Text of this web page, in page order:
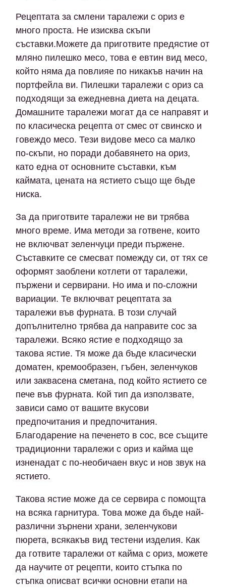
Рецептата за смлени таралежи с ориз е
много проста. Не изисква скъпи
съставки.Можете да приготвите предястие от
мляно пилешко месо, това е евтин вид месо,
който няма да повлияе по никакъв начин на
портфейла ви. Пилешки таралежи с ориз са
подходящи за ежедневна диета на децата.
Домашните таралежи могат да се направят и
по класическа рецепта от смес от свинско и
говеждо месо. Тези видове месо са малко
по-скъпи, но поради добавянето на ориз,
като една от основните съставки, към
каймата, цената на ястието също ще бъде
ниска.
За да приготвите таралежи не ви трябва
много време. Има методи за готвене, които
не включват зеленчуци преди пържене.
Съставките се смесват помежду си, от тях се
оформят заоблени котлети от таралежи,
пържени и сервирани. Но има и по-сложни
вариации. Те включват рецептата за
таралежи във фурната. В този случай
допълнително трябва да направите сос за
таралежи. Всяко ястие е подходящо за
такова ястие. Тя може да бъде класически
доматен, кремообразен, гъбен, зеленчуков
или заквасена сметана, под който ястието се
пече във фурната. Кой тип да използвате,
зависи само от вашите вкусови
предпочитания и предпочитания.
Благодарение на печенето в сос, все същите
традиционни таралежи с ориз и кайма ще
изненадат с по-необичаен вкус и нов звук на
ястието.
Такова ястие може да се сервира с помощта
на всяка гарнитура. Това може да бъде най-
различни зърнени храни, зеленчукови
пюрета, всякакъв вид тестени изделия. Как
да готвите таралежи от кайма с ориз, можете
да научите от рецепти, които стъпка по
стъпка описват всички основни етапи на